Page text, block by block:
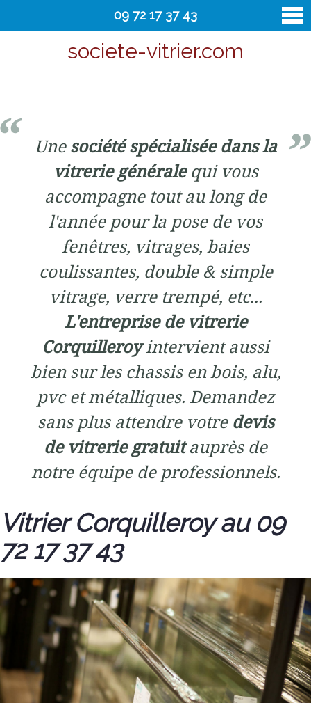
09 72 17 37 43
societe-vitrier.com
Unesociété spécialisée dans la
vitrerie généralequi vous
accompagne tout au long de
l'année pour la pose de vos
fenêtres, vitrages, baies
coulissantes, double & simple
vitrage, verre trempé, etc...
L'entreprise de vitrerie
Corquilleroyintervient aussi
bien sur les chassis en bois, alu,
pvc et métalliques. Demandez
sans plus attendre votre devis
de vitrerie gratuitauprès de
notre équipe de professionnels.
Vitrier Corquilleroy au 09
72 17 37 43